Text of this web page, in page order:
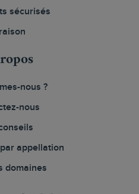
sécurisés
nous ?
nous
appellation
domaines